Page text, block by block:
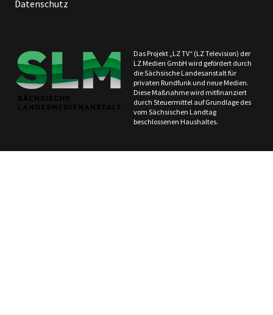
Datenschutz
Das Projekt „LZ TV“ (LZ Television) der
LZ Medien GmbH wird gefördert durch
die Sächsische Landesanstalt für
privaten Rundfunk und neue Medien.
Diese Maßnahme wird mitfinanziert
durch Steuermittel auf Grundlage des
vom Sächsischen Landtag
beschlossenen Haushaltes.